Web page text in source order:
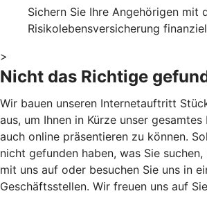
Sichern Sie Ihre Angehörigen mit
Risikolebensversicherung
>
Nicht das Richtige
Wir bauen unseren Internetauftritt
aus, um Ihnen in Kürze unser
auch online präsentieren zu können.
nicht gefunden haben, was Sie
mit uns auf oder besuchen Sie uns in
Geschäftsstellen. Wir freuen uns auf